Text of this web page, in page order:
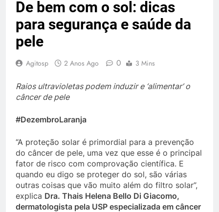
De bem com o sol: dicas
para segurança e saúde da
pele
Agitosp 2 Anos Ago 0 3 Mins
Raios ultravioletas podem induzir e ‘alimentar’ o
câncer de pele
#DezembroLaranja
“A proteção solar é primordial para a prevenção
do câncer de pele, uma vez que esse é o principal
fator de risco com comprovação científica. E
quando eu digo se proteger do sol, são várias
outras coisas que vão muito além do filtro solar”,
explica Dra. Thais Helena Bello Di Giacomo,
dermatologista pela USP especializada em câncer